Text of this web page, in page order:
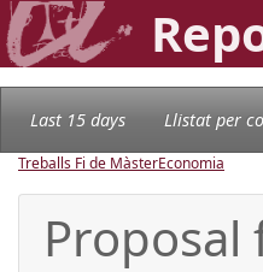
Last 15 days Llistat per
Treballs Fi de MàsterEconomia